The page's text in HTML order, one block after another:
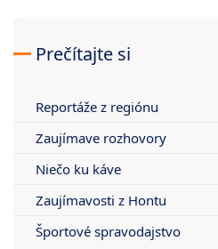
Prečítajte si
Reportáže z regiónu
Zaujímave rozhovory
Niečo ku káve
Zaujímavosti z Hontu
Športové spravodajstvo